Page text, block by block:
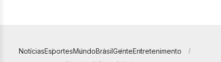
NotíciasEsportesMundoBrasilGenteEntretenimento